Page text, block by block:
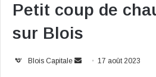
Petit coup de
sur Blois
Blois Capitale
Envoyer17 août 2023